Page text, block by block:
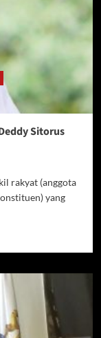
Sitorus
rakyat (anggota
yang